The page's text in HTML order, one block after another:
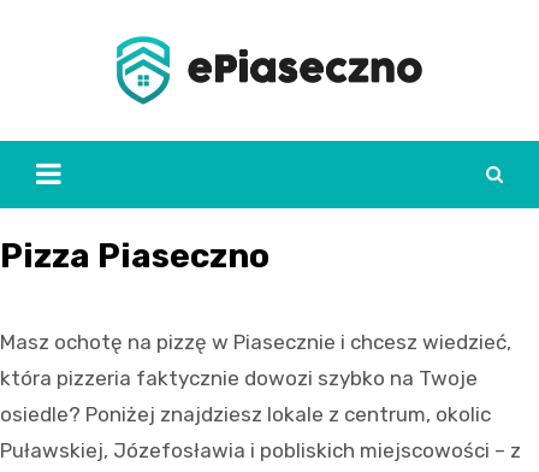
Pizza Piaseczno
Masz ochotę na pizzę w Piasecznie i chcesz wiedzieć,
która pizzeria faktycznie dowozi szybko na Twoje
osiedle? Poniżej znajdziesz lokale z centrum, okolic
Puławskiej, Józefosławia i pobliskich miejscowości – z